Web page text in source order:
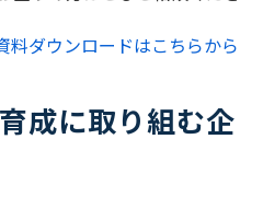
料ダウンロードはこちらから
成に取り組む企